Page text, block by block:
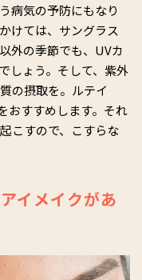
病気の予防にもなり
けては、サングラス
外の季節でも、UVカ
しょう。そして、紫外
の摂取を。ルテイ
おすすめします。それ
こすので、こすらな
イメイクがあ